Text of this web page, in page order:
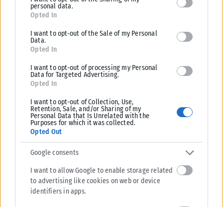
for below specified purposes in below Google consent section.
personal data.
Opted In
I want to opt-out of the Sale of my Personal
Data.
Opted In
I want to opt-out of processing my Personal
Data for Targeted Advertising.
Opted In
I want to opt-out of Collection, Use,
Retention, Sale, and/or Sharing of my
Personal Data that Is Unrelated with the
Purposes for which it was collected.
Opted Out
Google consents
I want to allow Google to enable storage related
to advertising like cookies on web or device
identifiers in apps.